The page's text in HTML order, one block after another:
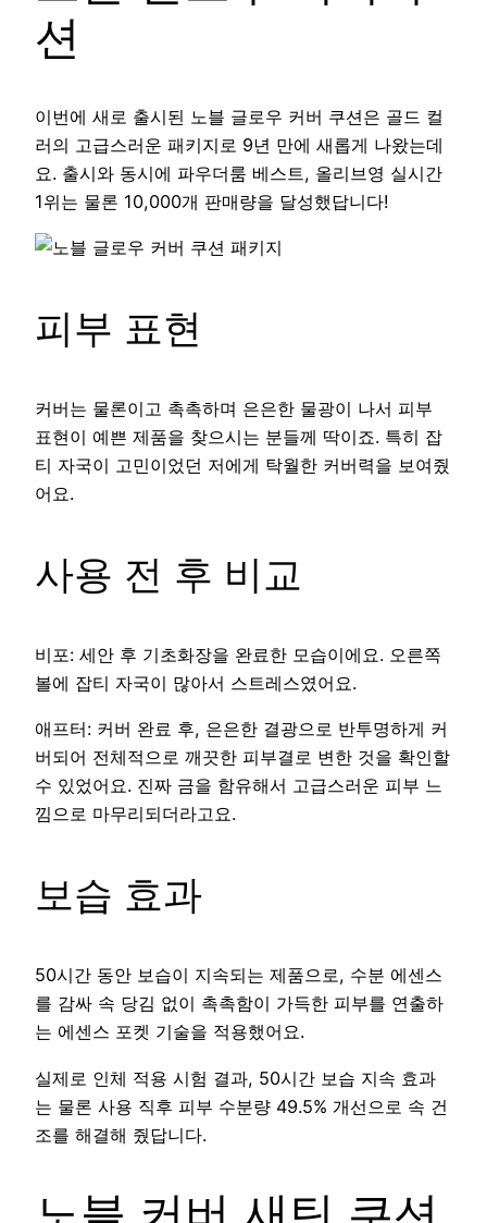
션
이번에 새로 출시된 노블 글로우 커버 쿠션은 골드 컬
러의 고급스러운 패키지로 9년 만에 새롭게 나왔는데
요. 출시와 동시에 파우더룸 베스트, 올리브영 실시간
1위는 물론 10,000개 판매량을 달성했답니다!
피부 표현
커버는 물론이고 촉촉하며 은은한 물광이 나서 피부
표현이 예쁜 제품을 찾으시는 분들께 딱이죠. 특히 잡
티 자국이 고민이었던 저에게 탁월한 커버력을 보여줬
어요.
사용 전 후 비교
비포: 세안 후 기초화장을 완료한 모습이에요. 오른쪽
볼에 잡티 자국이 많아서 스트레스였어요.
애프터: 커버 완료 후, 은은한 결광으로 반투명하게 커
버되어 전체적으로 깨끗한 피부결로 변한 것을 확인할
수 있었어요. 진짜 금을 함유해서 고급스러운 피부 느
낌으로 마무리되더라고요.
보습 효과
50시간 동안 보습이 지속되는 제품으로, 수분 에센스
를 감싸 속 당김 없이 촉촉함이 가득한 피부를 연출하
는 에센스 포켓 기술을 적용했어요.
실제로 인체 적용 시험 결과, 50시간 보습 지속 효과
는 물론 사용 직후 피부 수분량 49.5% 개선으로 속 건
조를 해결해 줬답니다.